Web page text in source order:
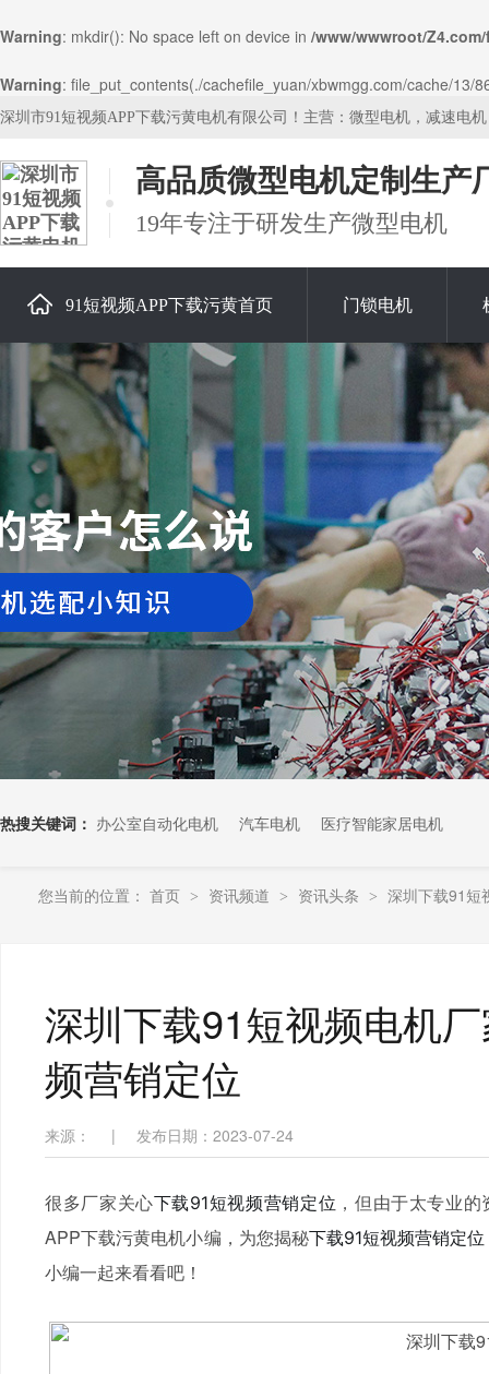
Warning: mkdir(): No space left on device in /www/wwwroot/
Warning: file_put_contents(./cachefile_yuan/xbwmgg.com/cache/
深圳市91短视频APP下载污黄电机有限公司！主营：微型电机，减速电
高品质微型电机定制生产
19年专注于研发生产微型电机
91短视频APP下载污黄首页 门锁电机
关于91短视频APP下载污黄
热搜关键词： 办公室自动化电机 汽车电机 医疗智能家居电机
您当前的位置： 首页 > 资讯频道 > 资讯头条 > 深圳下载91短
深圳下载91短视频电机
频营销定位
来源： | 发布日期：2023-07-24
很多厂家关心下载91短视频营销定位 ，但由于太专业
APP下载污黄电机小编，为您揭秘下载91短视频营销定位
小编一起来看看吧！